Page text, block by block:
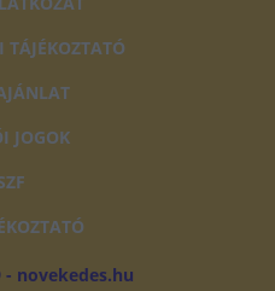
TÁJÉKOZTATÓ
JOGOK
- novekedes.hu